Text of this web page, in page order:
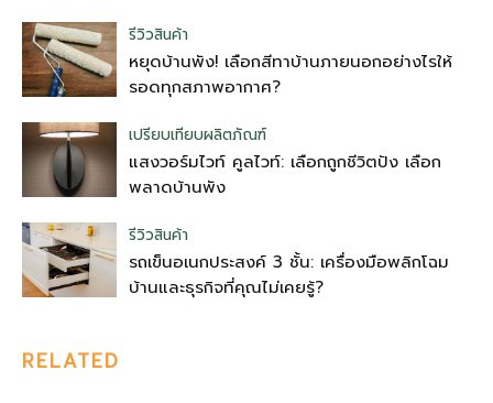
รีวิวสินค้า
หยุดบ้านพัง! เลือกสีทาบ้านภายนอกอย่างไรให้
รอดทุกสภาพอากาศ?
เปรียบเทียบผลิตภัณฑ์
แสงวอร์มไวท์ คูลไวท์: เลือกถูกชีวิตปัง เลือก
พลาดบ้านพัง
รีวิวสินค้า
รถเข็นอเนกประสงค์ 3 ชั้น: เครื่องมือพลิกโฉม
บ้านและธุรกิจที่คุณไม่เคยรู้?
RELATED